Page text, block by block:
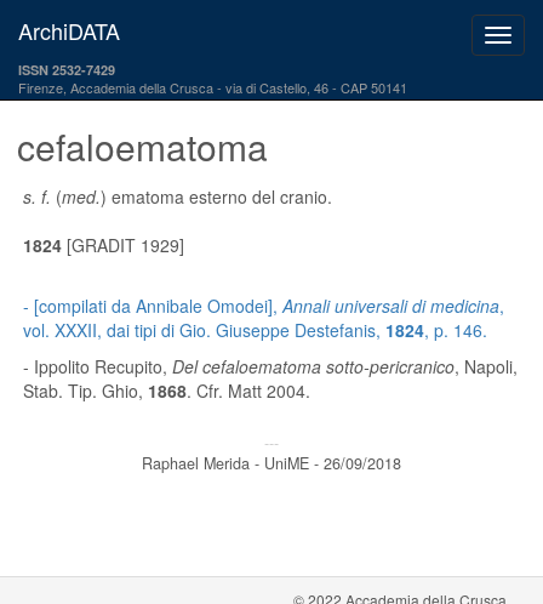
ArchiDATA
ISSN 2532-7429
Firenze, Accademia della Crusca via di Castello, 46 - CAP 50141
cefaloematoma
s. f. (med.) ematoma esterno del cranio.
1824[GRADIT 1929]
- [compilati da Annibale Omodei], Annali universali di medicina,
vol. XXXII, dai tipi di Gio. Giuseppe Destefanis, 1824, p. 146.
- Ippolito Recupito, Del cefaloematoma sotto-pericranico, Napoli,
Stab. Tip. Ghio, 1868. Cfr. Matt 2004.
---
Raphael Merida - UniME - 26/09/2018
© 2022 Accademia della Crusca